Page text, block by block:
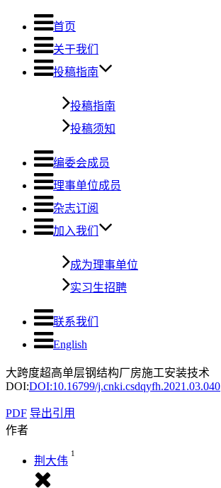
首页
关于我们
投稿指南
投稿指南
投稿须知
编委会成员
理事单位成员
杂志订阅
加入我们
成为理事单位
实习生招聘
联系我们
English
大跨度超高单层钢结构厂房施工安装技术
DOI:DOI:10.16799/j.cnki.csdqyfh.2021.03.040
PDF 导出引用
作者
荆大伟
1